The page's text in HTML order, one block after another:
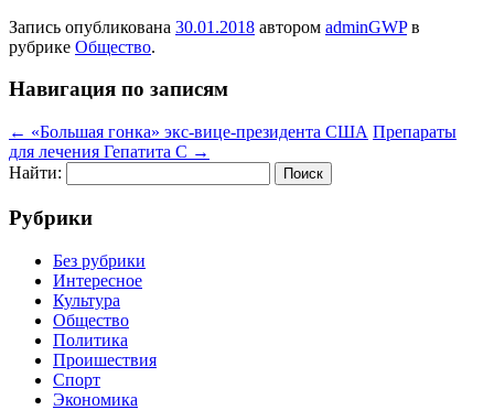
Запись опубликована 30.01.2018 автором adminGWPв
рубрике Общество.
Навигация по записям
← «Большая гонка» экс-вице-президента США Препараты
для лечения Гепатита С →
Найти:
Рубрики
Без рубрики
Интересное
Культура
Общество
Политика
Проишествия
Спорт
Экономика